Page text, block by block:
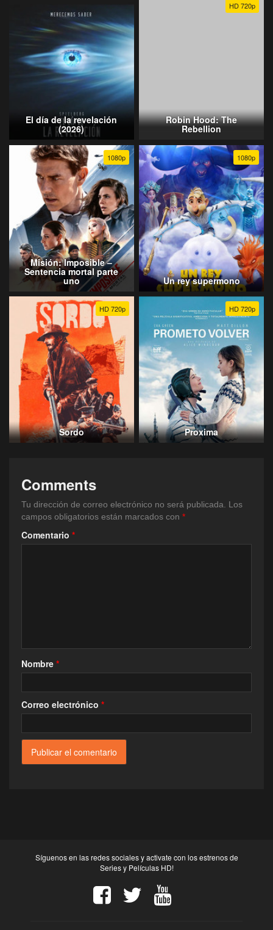
El día de la revelación
(2026)
HD 720p
Robin Hood: The
Rebellion
1080p
Misión: Imposible –
Sentencia mortal parte
uno
1080p
Un rey supermono
HD 720p
Sordo
HD 720p
Proxima
Comments
Tu dirección de correo electrónico no será publicada.
Los
campos obligatorios están marcados con *
Comentario *
Nombre *
Correo electrónico *
Síguenos en las redes sociales y activate con los estrenos de
Series y Películas HD!